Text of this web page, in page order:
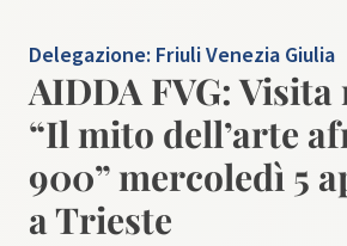
Delegazione: Friuli Venezia Giulia
AIDDA FVG:
“Il mito dell’arte
900” mercoledì 5
a Trieste